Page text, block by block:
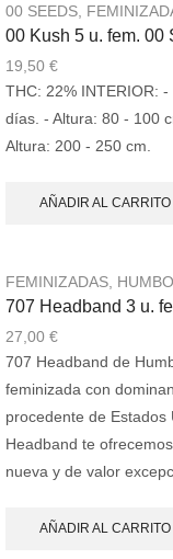
00 SEEDS
00 Kush 5 u. fem. 00
19,50 €
THC: 22% INTERIOR:
días. - Altura: 80 - 100
Altura: 200 - 250 cm.
AÑADIR AL CARRITO
FEMINIZADAS
707 Headband 3 u.
27,00 €
707 Headband de
feminizada con
procedente de Estados
Headband te
nueva y de valor
AÑADIR AL CARRITO